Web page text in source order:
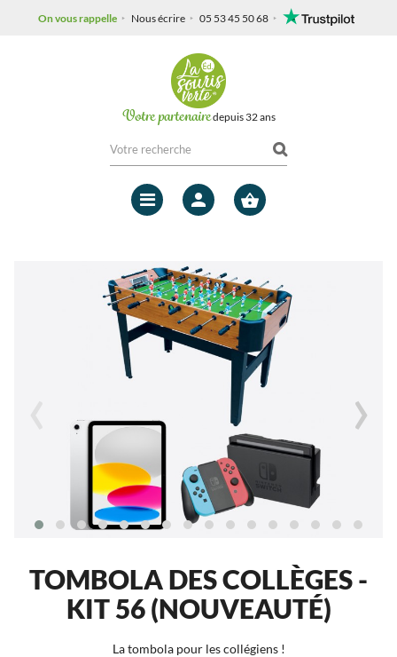
On vous rappelle Nous écrire 05 53 45 50 68
Votre partenairedepuis 32 ans
Mon
›
TOMBOLA DES COLLÈGES -
KIT 56 (NOUVEAUTÉ)
La tombola pour les collégiens !